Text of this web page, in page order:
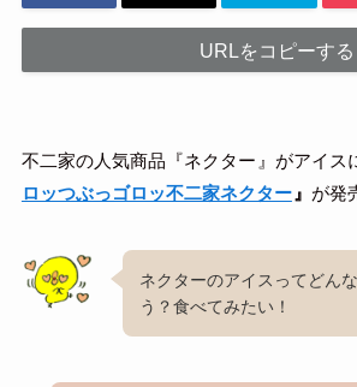
URLをコピーする
不二家の人気商品『ネクター 』がアイス
ロッつぶっゴロッ不二家ネクター 』 が発
ネクターのアイスってどん
う？食べてみたい！